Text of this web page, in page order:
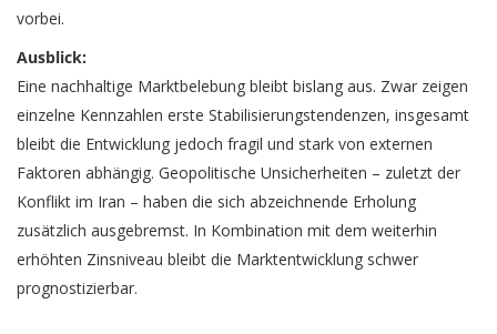
vorbei.
Ausblick:
Eine nachhaltige Marktbelebung bleibt bislang aus. Zwar zeigen
einzelne Kennzahlen erste Stabilisierungstendenzen, insgesamt
bleibt die Entwicklung jedoch fragil und stark von externen
Faktoren abhängig. Geopolitische Unsicherheiten – zuletzt der
Konflikt im Iran – haben die sich abzeichnende Erholung
zusätzlich ausgebremst. In Kombination mit dem weiterhin
erhöhten Zinsniveau bleibt die Marktentwicklung schwer
prognostizierbar.